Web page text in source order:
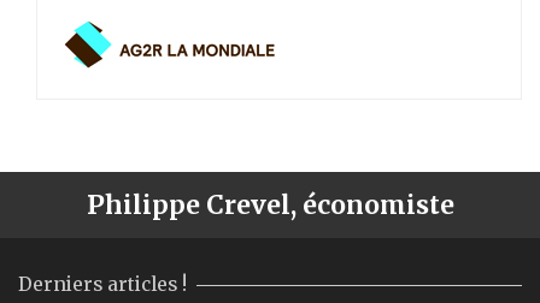
Philippe Crevel, économiste
Derniers articles !